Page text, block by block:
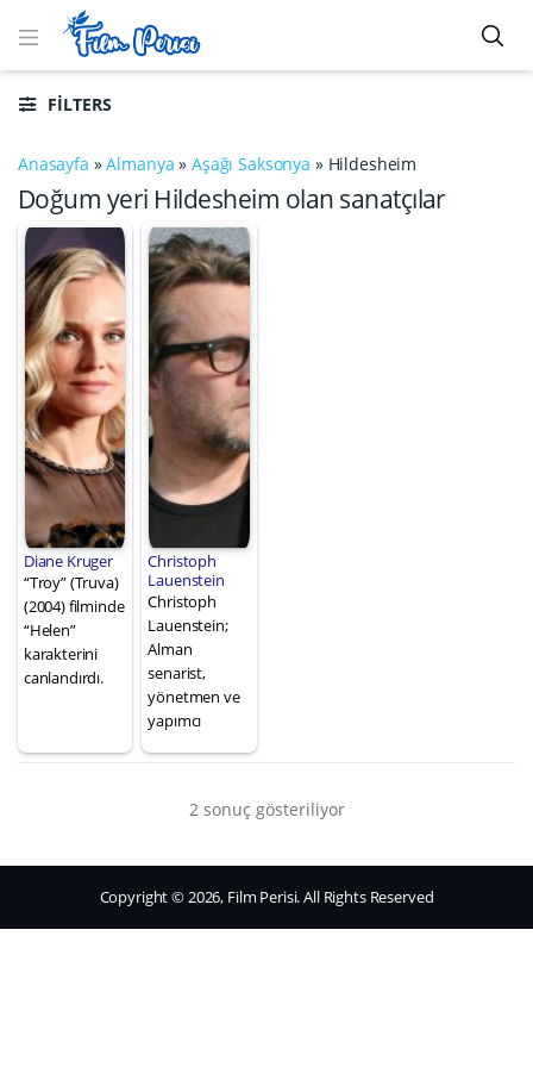
FILTERS
Anasayfa »Almanya »Aşağı Saksonya » Hildesheim
Doğum yeri Hildesheim olan sanatçılar
Diane Kruger
“Troy” (Truva)
(2004) filminde
“Helen”
karakterini
canlandırdı.
Christoph
Lauenstein
Christoph
Lauenstein;
Alman
senarist,
yönetmen ve
yapımcı
2 sonuç gösteriliyor
Copyright © 2026, Film Perisi. All Rights Reserved